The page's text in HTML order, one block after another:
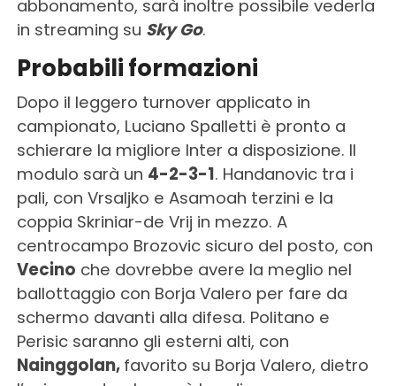
abbonamento, sarà inoltre possibile vederla
in streaming su Sky Go.
Probabili formazioni
Dopo il leggero turnover applicato in
campionato, Luciano Spalletti è pronto a
schierare la migliore Inter a disposizione. Il
modulo sarà un 4-2-3-1. Handanovic tra i
pali, con Vrsaljko e Asamoah terzini e la
coppia Skriniar-de Vrij in mezzo. A
centrocampo Brozovic sicuro del posto, con
Vecino che dovrebbe avere la meglio nel
ballottaggio con Borja Valero per fare da
schermo davanti alla difesa. Politano e
Perisic saranno gli esterni alti, con
Nainggolan, favorito su Borja Valero, dietro